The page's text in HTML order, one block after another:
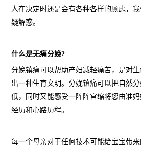
人在决定时还是会有各种各样的顾虑，
疑解惑。
什么是无痛分娩?
分娩镇痛可以帮助产妇减轻痛苦，是对
出一种生育文明。分娩镇痛可以把自然
低，同时又能感受一阵阵宫缩将您由准
经历和心路历程。
每一个母亲对于任何技术可能给宝宝带来